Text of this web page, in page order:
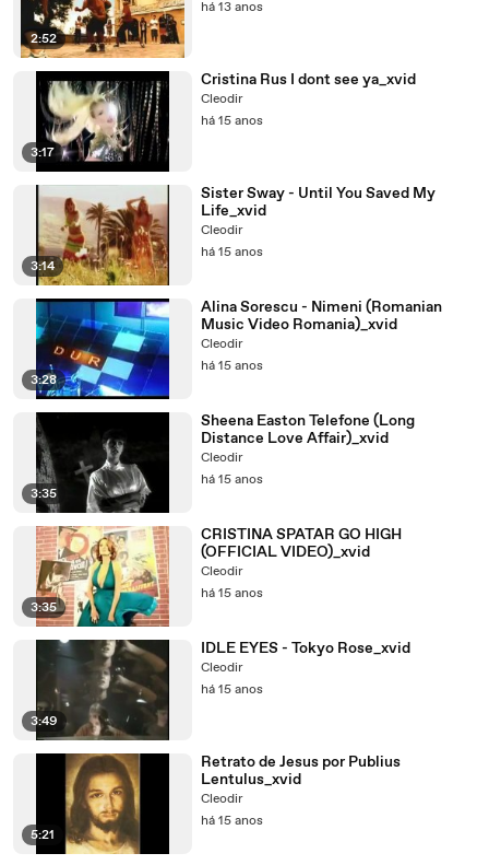
2:52
há 13 anos
3:17
Cristina Rus I dont see ya_xvid
Cleodir
há 15 anos
3:14
Sister Sway - Until You Saved My
Life_xvid
Cleodir
há 15 anos
3:28
Alina Sorescu - Nimeni (Romanian
Music Video Romania)_xvid
Cleodir
há 15 anos
3:35
Sheena Easton Telefone (Long
Distance Love Affair)_xvid
Cleodir
há 15 anos
3:35
CRISTINA SPATAR GO HIGH
(OFFICIAL VIDEO)_xvid
Cleodir
há 15 anos
3:49
IDLE EYES - Tokyo Rose_xvid
Cleodir
há 15 anos
5:21
Retrato de Jesus por Publius
Lentulus_xvid
Cleodir
há 15 anos